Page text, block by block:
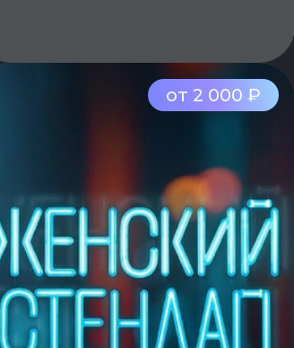
от 2 000 ₽